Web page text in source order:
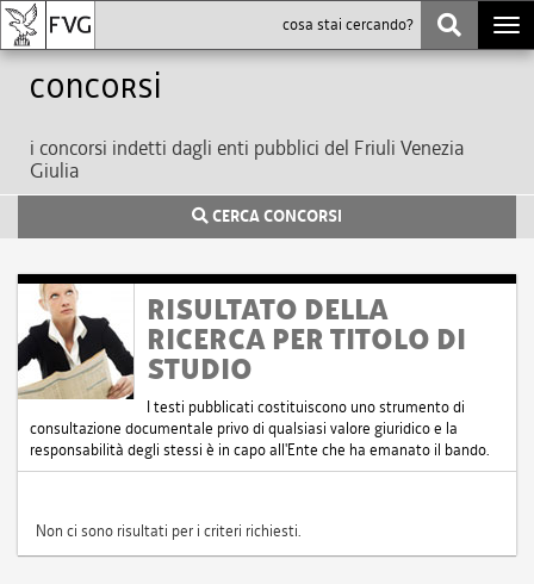
Concorsi
i concorsi indetti dagli enti pubblici del Friuli Venezia
Giulia
CERCA CONCORSI
RISULTATO DELLA
RICERCA PER TITOLO DI
STUDIO
I testi pubblicati costituiscono uno strumento di
consultazione documentale privo di qualsiasi valore giuridico e la
responsabilità degli stessi è in capo all'Ente che ha emanato il bando.
Non ci sono risultati per i criteri richiesti.